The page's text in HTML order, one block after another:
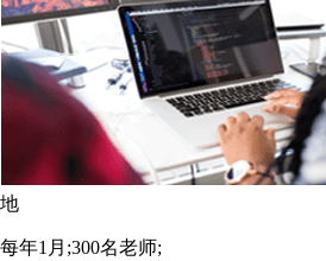
地
每年1月;300名老师;